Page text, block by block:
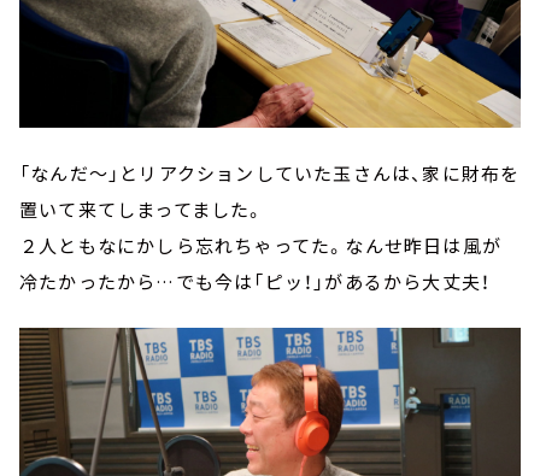
「なんだ～」とリアクションしていた玉さんは、家に財布を
置いて来てしまってました。
２人ともなにかしら忘れちゃってた。なんせ昨日は風が
冷たかったから…でも今は「ピッ！」があるから大丈夫！